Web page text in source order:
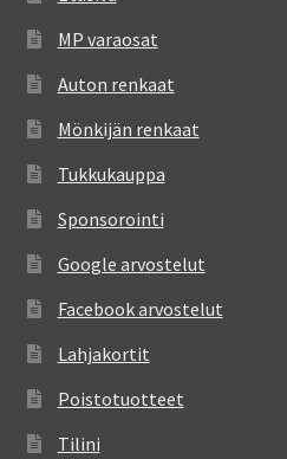
MP varaosat
Auton renkaat
Mönkijän renkaat
Tukkukauppa
Sponsorointi
Google arvostelut
Facebook arvostelut
Lahjakortit
Poistotuotteet
Tilini